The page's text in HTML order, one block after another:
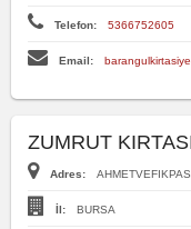
Telefon: 5366752605
Email:
ZUMRUT
Adres:
İl: BURSA